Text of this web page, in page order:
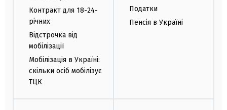
Контракт для 18-24-
річних
Відстрочка від
мобілізації
Мобілізація в Україні:
скільки осіб мобілізує
ТЦК
Податки
Пенсія в Україні